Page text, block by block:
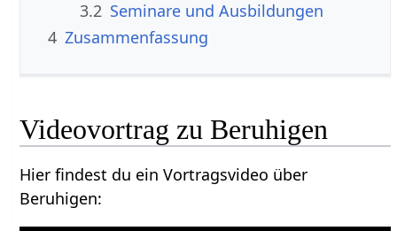
3.2 Seminare und Ausbildungen
4 Zusammenfassung
Hier findest du ein Vortragsvideo über
Beruhigen‏‎: